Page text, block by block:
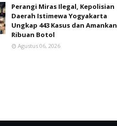
Perangi Miras Ilegal, Kepolisian
Daerah Istimewa Yogyakarta
Ungkap 443 Kasus dan Amankan
Ribuan Botol
Agustus 06, 2026